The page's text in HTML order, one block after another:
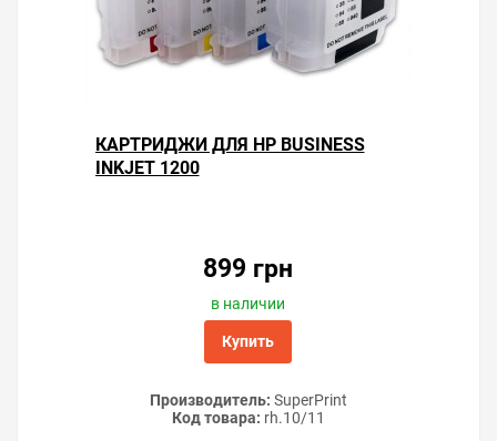
КАРТРИДЖИ ДЛЯ HP BUSINESS
INKJET 1200
899 грн
в наличии
Купить
Производитель: SuperPrint
Код товара: rh.10/11